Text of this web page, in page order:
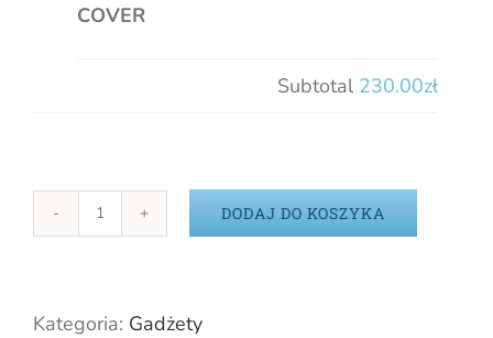
COVER
Subtotal 230.00zł
KS
DODAJ DO KOSZYKA
Kategoria: Gadżety